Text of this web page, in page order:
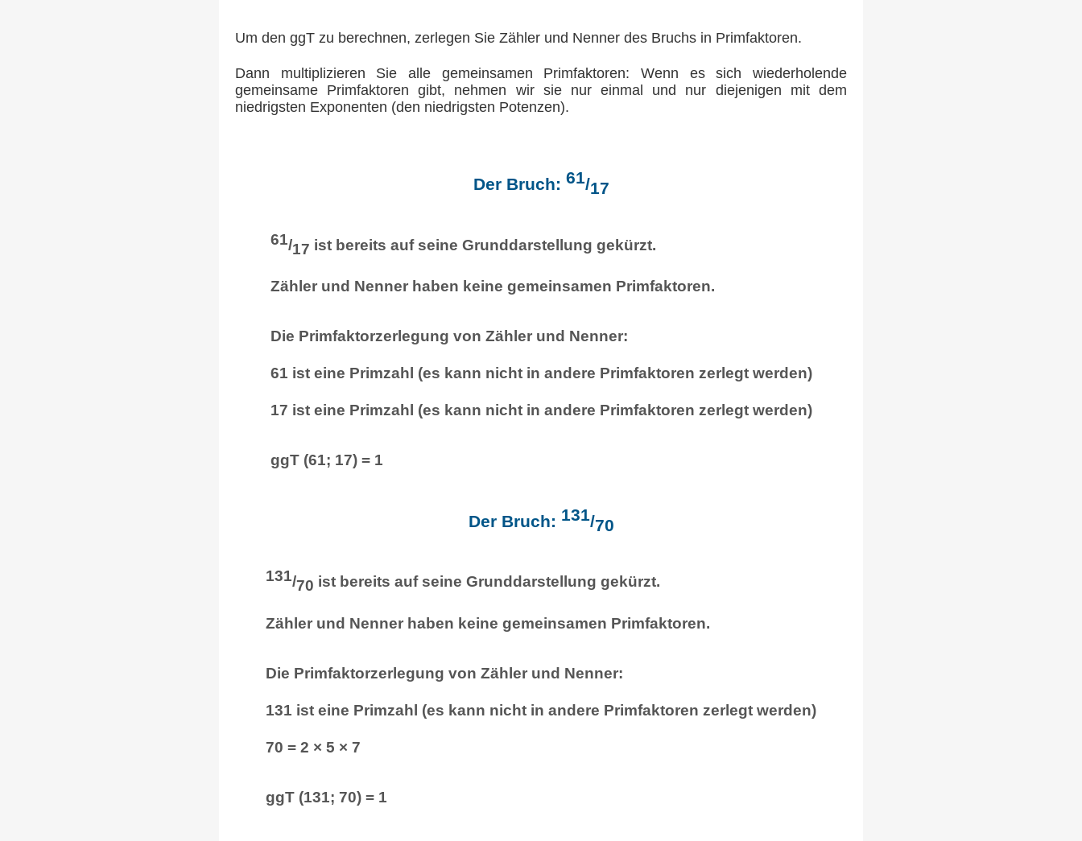
Um den ggT zu berechnen, zerlegen Sie Zähler und Nenner des Bruchs in Primfaktoren.
Dann multiplizieren Sie alle gemeinsamen Primfaktoren: Wenn es sich wiederholende
gemeinsame Primfaktoren gibt, nehmen wir sie nur einmal und nur diejenigen mit dem
niedrigsten Exponenten (den niedrigsten Potenzen).
Der Bruch: 61/17
61/17 ist bereits auf seine Grunddarstellung gekürzt.
Zähler und Nenner haben keine gemeinsamen Primfaktoren.
Die Primfaktorzerlegung von Zähler und Nenner:
61 ist eine Primzahl (es kann nicht in andere Primfaktoren zerlegt werden)
17 ist eine Primzahl (es kann nicht in andere Primfaktoren zerlegt werden)
ggT (61; 17) = 1
Der Bruch: 131/70
131/70 ist bereits auf seine Grunddarstellung gekürzt.
Zähler und Nenner haben keine gemeinsamen Primfaktoren.
Die Primfaktorzerlegung von Zähler und Nenner:
131 ist eine Primzahl (es kann nicht in andere Primfaktoren zerlegt werden)
70 = 2 × 5 × 7
ggT (131; 70) = 1